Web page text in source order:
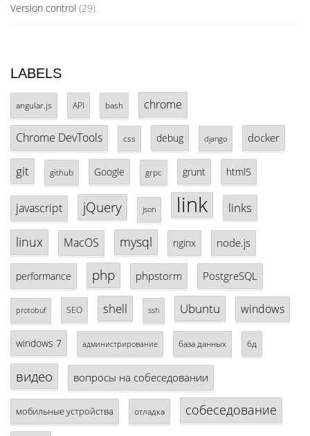
Version control (29)
LABELS
angular.js API bash chrome
Chrome DevTools css debug django docker
git github Google grpc grunt html5
javascript jQuery json link links
linux MacOS mysql nginx node.js
performance php phpstorm PostgreSQL
protobuf SEO shell ssh Ubuntu windows
windows 7 администрирование база данных бд
видео вопросы на собеседовании
мобильные устройства отладка собеседование